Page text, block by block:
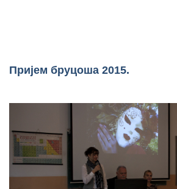
Пријем бруцоша 2015.